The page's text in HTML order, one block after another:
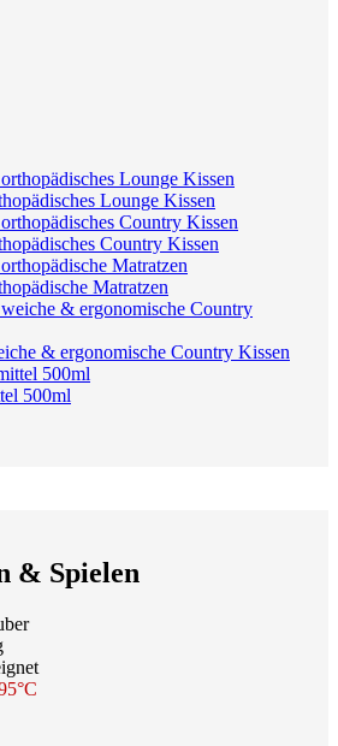
Lounge Kissen
Country Kissen
Matratzen
& ergonomische Country Kissen
500ml
& Spielen